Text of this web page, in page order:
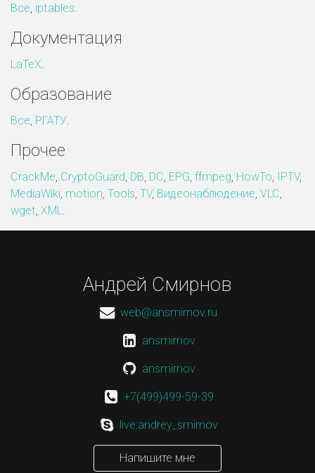
Все, iptables.
Документация
LaTeX.
Образование
Все, РГАТУ.
Прочее
CrackMe, CryptoGuard, DB, DC, EPG, ffmpeg, HowTo, IPTV,
MediaWiki, motion, Tools, TV, Видеонаблюдение, VLC,
wget, XML.
Андрей Смирнов
web@ansmirnov.ru
ansmirnov
ansmirnov
+7(499)499-59-39
live:andrey_smirnov
Напишите мне